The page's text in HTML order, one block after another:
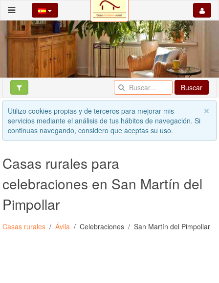
Buscar
Utilizo cookies propias y de terceros para mejorar mis
servicios mediante el análisis de tus hábitos de navegación. Si
continuas navegando, considero que aceptas su uso.
Casas rurales para
celebraciones en San Martín del
Pimpollar
Casas rurales Ávila Celebraciones San Martín del Pimpollar